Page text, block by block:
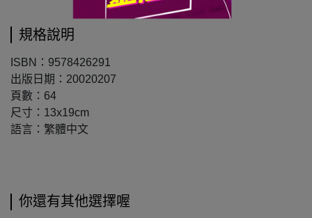
規格說明
ISBN：9578426291
出版日期：20020207
頁數：64
尺寸：13x19cm
語言：繁體中文
你還有其他選擇喔